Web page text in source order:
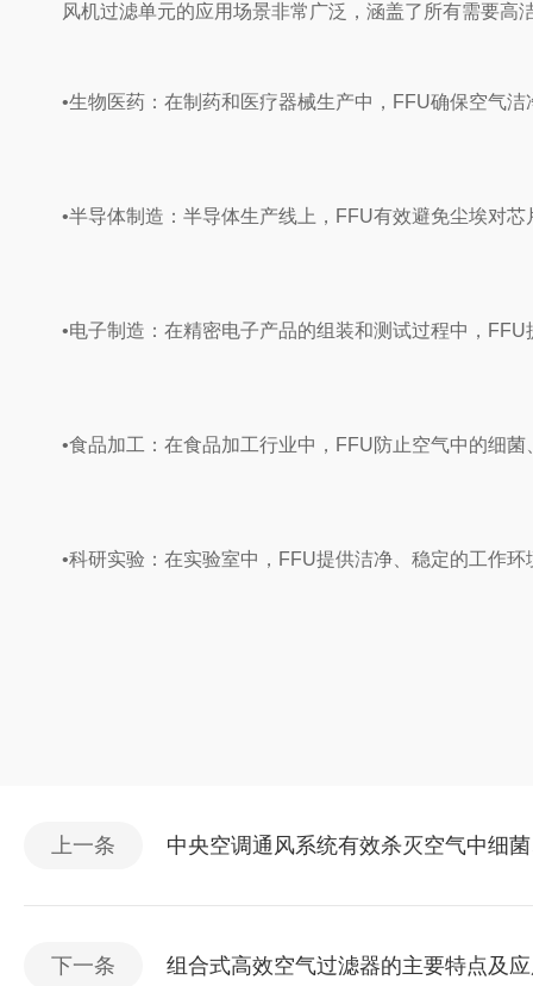
风机过滤单元的应用场景‌非常广泛，涵盖了所有需要高
‌•生物医药‌：在制药和医疗器械生产中，FFU确保空气洁
‌•半导体制造‌：半导体生产线上，FFU有效避免尘埃对芯
‌•电子制造‌：在精密电子产品的组装和测试过程中，FFU
‌•食品加工‌：在食品加工行业中，FFU防止空气中的细菌
‌•科研实验‌：在实验室中，FFU提供洁净、稳定的工作环
上一条 中央空调通风系统有效杀灭空气中细
下一条 组合式高效空气过滤器的主要特点及